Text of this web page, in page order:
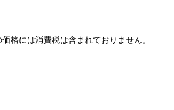
格には消費税は含まれておりません。